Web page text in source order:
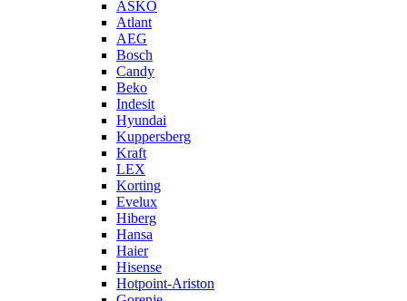
ASKO
Atlant
AEG
Bosch
Candy
Beko
Indesit
Hyundai
Kuppersberg
Kraft
LEX
Korting
Evelux
Hiberg
Hansa
Haier
Hisense
Hotpoint-Ariston